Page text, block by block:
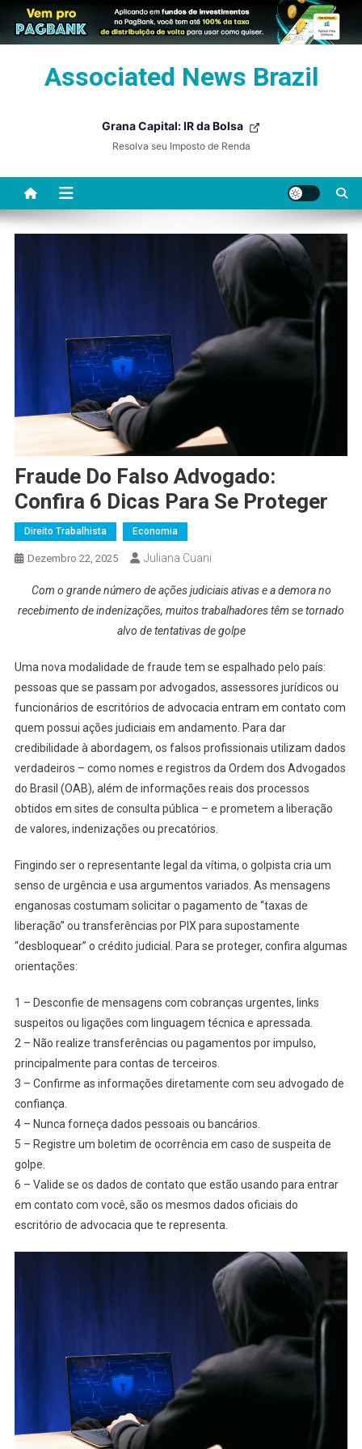
Associated News Brazil
Grana Capital: IR da Bolsa
Resolva seu Imposto de Renda
Fraude Do Falso Advogado:
Confira 6 Dicas Para Se Proteger
Direito Trabalhista Economia
Dezembro 22, 2025 Juliana Cuani
Com o grande número de ações judiciais ativas e a demora no
recebimento de indenizações, muitos trabalhadores têm se tornado
alvo de tentativas de golpe
Uma nova modalidade de fraude tem se espalhado pelo país:
pessoas que se passam por advogados, assessores jurídicos ou
funcionários de escritórios de advocacia entram em contato com
quem possui ações judiciais em andamento. Para dar
credibilidade à abordagem, os falsos profissionais utilizam dados
verdadeiros – como nomes e registros da Ordem dos Advogados
do Brasil (OAB), além de informações reais dos processos
obtidos em sites de consulta pública – e prometem a liberação
de valores, indenizações ou precatórios.
Fingindo ser o representante legal da vítima, o golpista cria um
senso de urgência e usa argumentos variados. As mensagens
enganosas costumam solicitar o pagamento de “taxas de
liberação” ou transferências por PIX para supostamente
“desbloquear” o crédito judicial. Para se proteger, confira algumas
orientações:
1 – Desconfie de mensagens com cobranças urgentes, links
suspeitos ou ligações com linguagem técnica e apressada.
2 – Não realize transferências ou pagamentos por impulso,
principalmente para contas de terceiros.
3 – Confirme as informações diretamente com seu advogado de
confiança.
4 – Nunca forneça dados pessoais ou bancários.
5 – Registre um boletim de ocorrência em caso de suspeita de
golpe.
6 – Valide se os dados de contato que estão usando para entrar
em contato com você, são os mesmos dados oficiais do
escritório de advocacia que te representa.